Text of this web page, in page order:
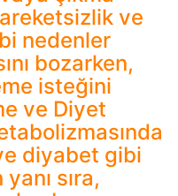
ve
nedenler
bozarken,
isteğini
ve Diyet
diyabet gibi
sıra,